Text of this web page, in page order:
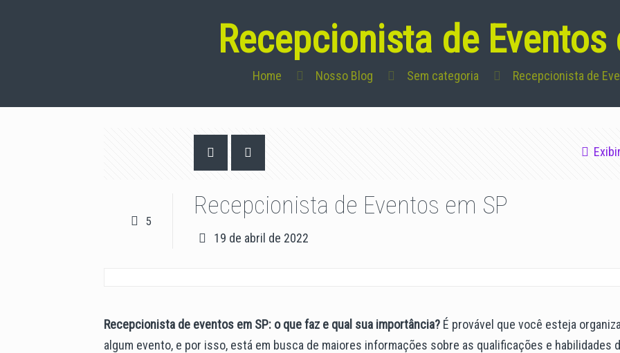
Recepcionista de Eventos
Home Nosso Blog Sem categoria Recepcionista de
5
Recepcionista de Eventos em SP
19 de abril de 2022
Recepcionista de eventos em SP: o que faz e qual sua importância? É provável que você esteja
algum evento, e por isso, está em busca de maiores informações sobre as qualificações e habilidades